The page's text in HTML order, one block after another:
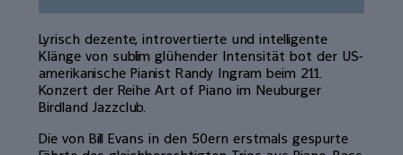
Lyrisch dezente, introvertierte und intelligente
Klänge von sublim glühender Intensität bot der US-
amerikanische Pianist Randy Ingram beim 211.
Konzert der Reihe Art of Piano im Neuburger
Birdland Jazzclub.
Die von Bill Evans in den 50ern erstmals gespurte